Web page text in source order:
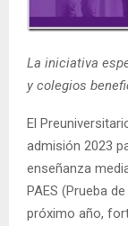
E
N
U
La iniciativa
y colegios
El
admisión 2023
enseñanza
PAES (Prueba
próximo año,